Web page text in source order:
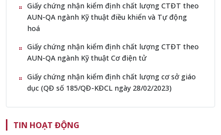
Giấy chứng nhận kiểm định chất lượng CTĐT theo
AUN-QA ngành Kỹ thuật điều khiển và Tự động
hoá
Giấy chứng nhận kiểm định chất lượng CTĐT theo
AUN-QA ngành Kỹ thuật Cơ điện tử
Giấy chứng nhận kiểm định chất lượng cơ sở giáo
dục (QĐ số 185/QĐ-KĐCL ngày 28/02/2023)
TIN HOẠT ĐỘNG